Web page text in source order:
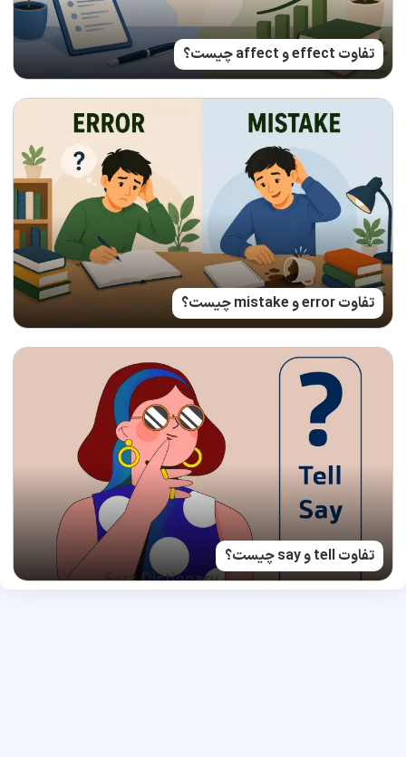
تفاوت effect و affect چیست؟
تفاوت error و mistake چیست؟
تفاوت tell و say چیست؟